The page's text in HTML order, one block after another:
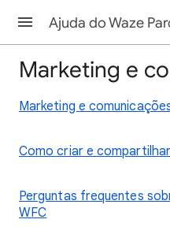
Ajuda do Waze
Marketing e
Marketing e
Como criar e
Perguntas frequentes
WFC